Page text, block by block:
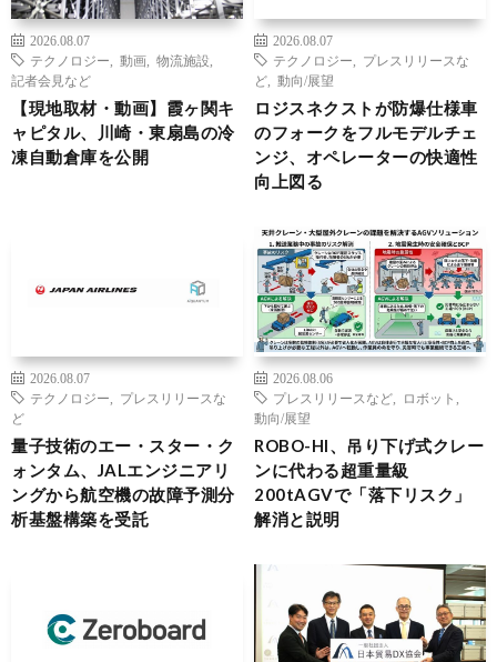
2026.08.07
テクノロジー
動画 物流施設
記者会見など
【現地取材・動画】霞ヶ関キ
ャピタル、川崎・東扇島の冷
凍自動倉庫を公開
2026.08.07
テクノロジー
プレスリリースな
ど
動向/展望
ロジスネクストが防爆仕様車
のフォークをフルモデルチェ
ンジ、オペレーターの快適性
向上図る
2026.08.07
テクノロジー
プレスリリースな
ど
量子技術のエー・スター・ク
ォンタム、JALエンジニアリ
ングから航空機の故障予測分
析基盤構築を受託
2026.08.06
プレスリリースなど
ロボット
動向/展望
ROBO-HI、吊り下げ式クレー
ンに代わる超重量級
200tAGVで「落下リスク」
解消と説明